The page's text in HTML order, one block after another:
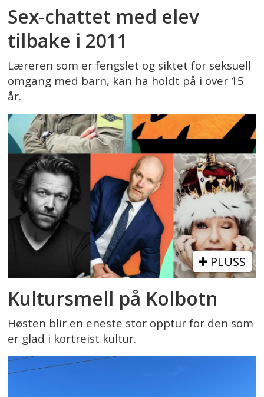
Sex-chattet med elev
tilbake i 2011
Læreren som er fengslet og siktet for seksuell
omgang med barn, kan ha holdt på i over 15
år.
PLUSS
Kultursmell på Kolbotn
Høsten blir en eneste stor opptur for den som
er glad i kortreist kultur.